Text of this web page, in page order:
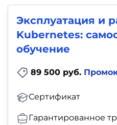
Эксплуатация и
Kubernetes:
обучение
89 500 руб.
Сертификат
Гарантированное